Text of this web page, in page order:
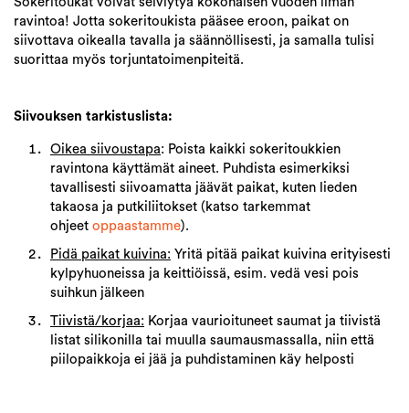
ravintoa! Jotta sokeritoukista pääsee eroon, paikat on
siivottava oikealla tavalla ja säännöllisesti, ja samalla tulisi
suorittaa myös torjuntatoimenpiteitä.
Siivouksen tarkistuslista:
Oikea siivoustapa: Poista kaikki sokeritoukkien
ravintona käyttämät aineet. Puhdista esimerkiksi
tavallisesti siivoamatta jäävät paikat, kuten lieden
takaosa ja putkiliitokset (katso tarkemmat
ohjeet oppaastamme).
Pidä paikat kuivina: Yritä pitää paikat kuivina erityisesti
kylpyhuoneissa ja keittiöissä, esim. vedä vesi pois
suihkun jälkeen
Tiivistä/korjaa: Korjaa vaurioituneet saumat ja tiivistä
listat silikonilla tai muulla saumausmassalla, niin että
piilopaikkoja ei jää ja puhdistaminen käy helposti